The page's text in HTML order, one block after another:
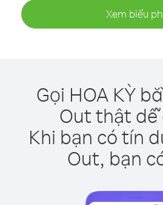
Xem biểu
Gọi HOA KỲ
Out thật dễ
Khi bạn có tín
Out, bạn